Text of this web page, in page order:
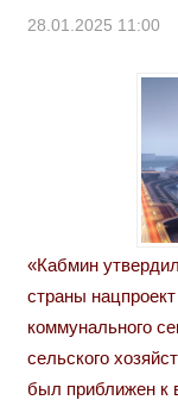
28.01.2025 11:00
«Кабмин
страны
коммунального
сельского
был приближен к